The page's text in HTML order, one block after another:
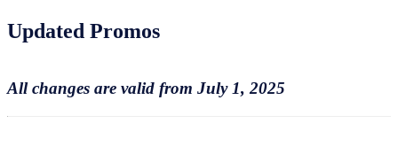
Updated Promos
All changes are valid from July 1, 2025